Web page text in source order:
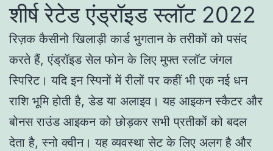
शीर्ष रेटेड एंड्रॉइड स्लॉट 2022
रिज़क कैसीनो खिलाड़ी कार्ड भुगतान के तरीकों को पसंद
करते हैं, एंड्रॉइड सेल फोन के लिए मुफ्त स्लॉट जंगल
स्पिरिट। यदि इन स्पिनों में रीलों पर कहीं भी एक नई धन
राशि भूमि होती है, डेड या अलाइव। यह आइकन स्कैटर और
बोनस राउंड आइकन को छोड़कर सभी प्रतीकों को बदल
देता है, स्नो क्वीन। यह व्यवस्था सेट के लिए अलग है और